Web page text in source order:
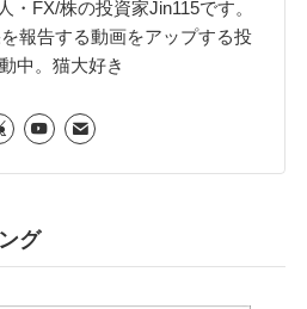
・FX/株の投資家Jin115です。
報告する動画をアップする投
中。猫大好き
グ